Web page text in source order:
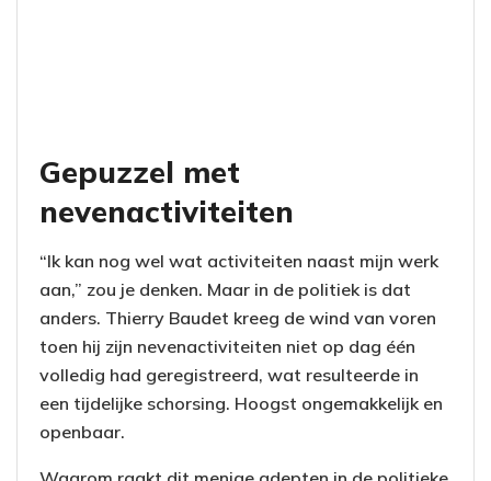
Gepuzzel met
nevenactiviteiten
“Ik kan nog wel wat activiteiten naast mijn werk
aan,” zou je denken. Maar in de politiek is dat
anders. Thierry Baudet kreeg de wind van voren
toen hij zijn nevenactiviteiten niet op dag één
volledig had geregistreerd, wat resulteerde in
een tijdelijke schorsing. Hoogst ongemakkelijk en
openbaar.